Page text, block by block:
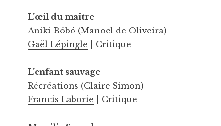
L’œil du maître
Aniki Bóbó (Manoel de Oliveira)
Gaël Lépingle | Critique
L’enfant sauvage
Récréations (Claire Simon)
Francis Laborie | Critique